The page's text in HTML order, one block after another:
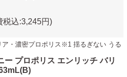
税込:3,245円)
ア・濃密プロポリス※1 揺るぎない うる
ー プロポリス エンリッチ バリ